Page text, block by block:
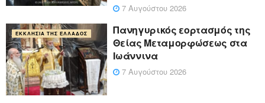
7 Αυγούστου 2026
ΕΚΚΛΗΣΊΑ ΤΗΣ ΕΛΛΆΔΟΣ
Πανηγυρικός εορτασμός της
Θείας Μεταμορφώσεως στα
Ιωάννινα
7 Αυγούστου 2026